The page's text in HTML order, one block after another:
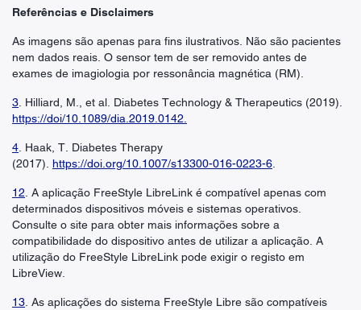
Referências e Disclaimers
As imagens são apenas para fins ilustrativos. Não são pacientes
nem dados reais. O sensor tem de ser removido antes de
exames de imagiologia por ressonância magnética (RM).
3 . Hilliard, M., et al. Diabetes Technology & Therapeutics (2019).
https://doi/10.1089/dia.2019.0142.
4 . Haak, T. Diabetes Therapy
(2017). https://doi.org/10.1007/s13300-016-0223-6
12 . A aplicação FreeStyle LibreLink é compatível apenas com
determinados dispositivos móveis e sistemas operativos.
Consulte o site para obter mais informações sobre a
compatibilidade do dispositivo antes de utilizar a aplicação. A
utilização do FreeStyle LibreLink pode exigir o registo em
LibreView.
13 . As aplicações do sistema FreeStyle Libre são compatíveis